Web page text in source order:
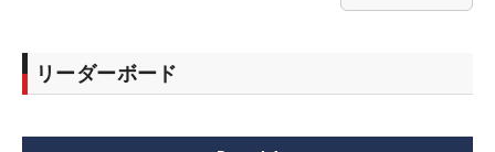
リーダーボード